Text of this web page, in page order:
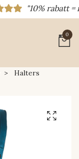
"10% rabatt =
0
Halters